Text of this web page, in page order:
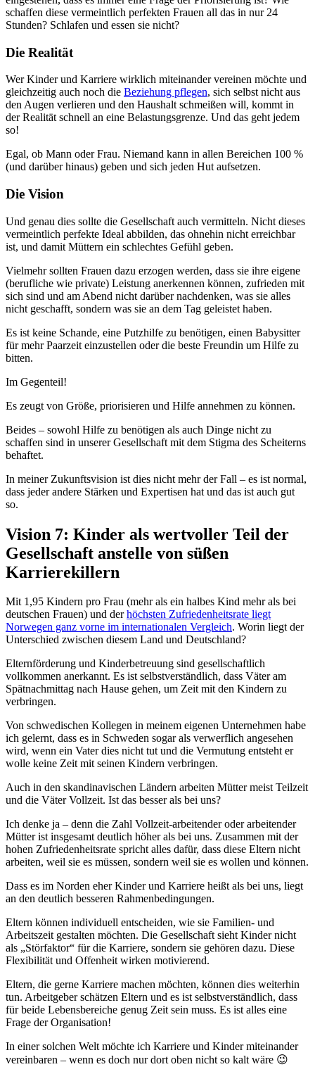
schaffen diese vermeintlich perfekten Frauen all das in nur 24
Stunden? Schlafen und essen sie nicht?
Die Realität
Wer Kinder und Karriere wirklich miteinander vereinen möchte und
gleichzeitig auch noch die Beziehung pflegen, sich selbst nicht aus
den Augen verlieren und den Haushalt schmeißen will, kommt in
der Realität schnell an eine Belastungsgrenze. Und das geht jedem
so!
Egal, ob Mann oder Frau. Niemand kann in allen Bereichen 100 %
(und darüber hinaus) geben und sich jeden Hut aufsetzen.
Die Vision
Und genau dies sollte die Gesellschaft auch vermitteln. Nicht dieses
vermeintlich perfekte Ideal abbilden, das ohnehin nicht erreichbar
ist, und damit Müttern ein schlechtes Gefühl geben.
Vielmehr sollten Frauen dazu erzogen werden, dass sie ihre eigene
(berufliche wie private) Leistung anerkennen können, zufrieden mit
sich sind und am Abend nicht darüber nachdenken, was sie alles
nicht geschafft, sondern was sie an dem Tag geleistet haben.
Es ist keine Schande, eine Putzhilfe zu benötigen, einen Babysitter
für mehr Paarzeit einzustellen oder die beste Freundin um Hilfe zu
bitten.
Im Gegenteil!
Es zeugt von Größe, priorisieren und Hilfe annehmen zu können.
Beides – sowohl Hilfe zu benötigen als auch Dinge nicht zu
schaffen sind in unserer Gesellschaft mit dem Stigma des Scheiterns
behaftet.
In meiner Zukunftsvision ist dies nicht mehr der Fall – es ist normal,
dass jeder andere Stärken und Expertisen hat und das ist auch gut
so.
Vision 7: Kinder als wertvoller Teil der
Gesellschaft anstelle von süßen
Karrierekillern
Mit 1,95 Kindern pro Frau (mehr als ein halbes Kind mehr als bei
deutschen Frauen) und derhöchsten Zufriedenheitsrate liegt
Norwegen ganz vorne im internationalen Vergleich. Worin liegt der
Unterschied zwischen diesem Land und Deutschland?
Elternförderung und Kinderbetreuung sind gesellschaftlich
vollkommen anerkannt. Es ist selbstverständlich, dass Väter am
Spätnachmittag nach Hause gehen, um Zeit mit den Kindern zu
verbringen.
Von schwedischen Kollegen in meinem eigenen Unternehmen habe
ich gelernt, dass es in Schweden sogar als verwerflich angesehen
wird, wenn ein Vater dies nicht tut und die Vermutung entsteht er
wolle keine Zeit mit seinen Kindern verbringen.
Auch in den skandinavischen Ländern arbeiten Mütter meist Teilzeit
und die Väter Vollzeit. Ist das besser als bei uns?
Ich denke ja – denn die Zahl Vollzeit-arbeitender oder arbeitender
Mütter ist insgesamt deutlich höher als bei uns. Zusammen mit der
hohen Zufriedenheitsrate spricht alles dafür, dass diese Eltern nicht
arbeiten, weil sie es müssen, sondern weil sie es wollen und können.
Dass es im Norden eher Kinder und Karriere heißt als bei uns, liegt
an den deutlich besseren Rahmenbedingungen.
Eltern können individuell entscheiden, wie sie Familien- und
Arbeitszeit gestalten möchten. Die Gesellschaft sieht Kinder nicht
als „Störfaktor“ für die Karriere, sondern sie gehören dazu. Diese
Flexibilität und Offenheit wirken motivierend.
Eltern, die gerne Karriere machen möchten, können dies weiterhin
tun. Arbeitgeber schätzen Eltern und es ist selbstverständlich, dass
für beide Lebensbereiche genug Zeit sein muss. Es ist alles eine
Frage der Organisation!
In einer solchen Welt möchte ich Karriere und Kinder miteinander
vereinbaren – wenn es doch nur dort oben nicht so kalt wäre 😉